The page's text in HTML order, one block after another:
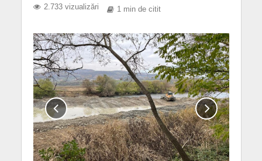
2.733 vizualizări
1 min de citit